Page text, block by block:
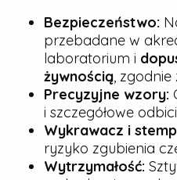
Bezpieczeństwo:
przebadane w
laboratorium i
żywnością, zgodnie
Precyzyjne wzory:
i szczegółowe
Wykrawacz i
ryzyko zgubienia
Wytrzymałość: